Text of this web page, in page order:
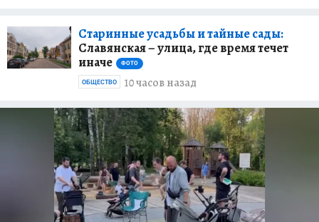
Старинные усадьбы и тайные сады:
Славянская – улица, где время течет
иначе
ФОТО
10 часов назад
ОБЩЕСТВО